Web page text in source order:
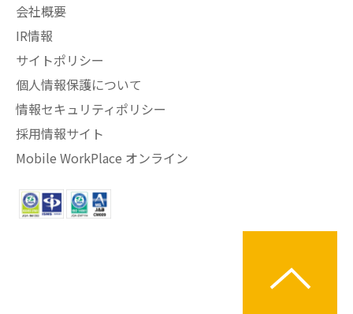
会社概要
IR情報
サイトポリシー
個人情報保護について
情報セキュリティポリシー
採用情報サイト
Mobile WorkPlace オンライン